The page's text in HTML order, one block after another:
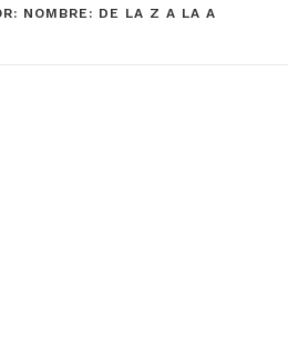
NOMBRE: DE LA Z A LA A